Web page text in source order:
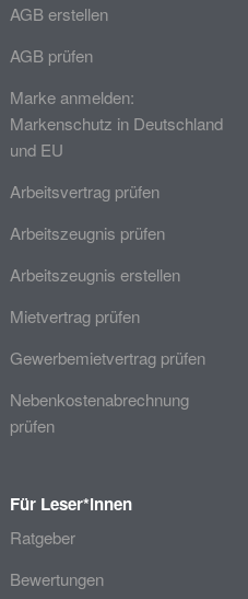
AGB erstellen
AGB prüfen
Marke anmelden:
Markenschutz in Deutschland
und EU
Arbeitsvertrag prüfen
Arbeitszeugnis prüfen
Arbeitszeugnis erstellen
Mietvertrag prüfen
Gewerbemietvertrag prüfen
Nebenkostenabrechnung
prüfen
Für Leser*innen
Ratgeber
Bewertungen